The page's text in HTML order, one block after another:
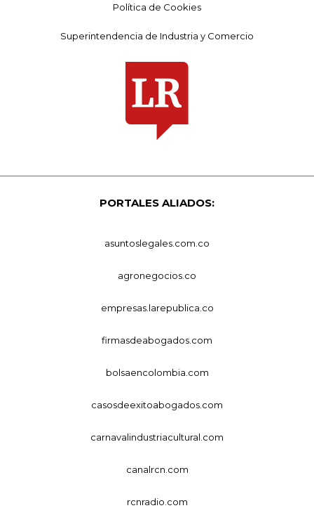
Política de Cookies
Superintendencia de Industria y Comercio
PORTALES ALIADOS:
asuntoslegales.com.co
agronegocios.co
empresas.larepublica.co
firmasdeabogados.com
bolsaencolombia.com
casosdeexitoabogados.com
carnavalindustriacultural.com
canalrcn.com
rcnradio.com